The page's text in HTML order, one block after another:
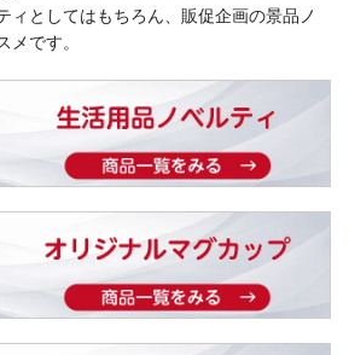
ィとしてはもちろん、販促企画の景品ノ
メです。